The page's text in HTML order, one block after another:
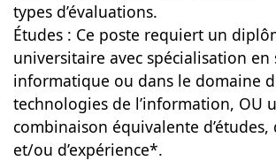
types d’évaluations.
Études : Ce poste requiert un
universitaire avec spécialisation en
informatique ou dans le domaine
technologies de l’information, OU
combinaison équivalente
et/ou d’expérience*.